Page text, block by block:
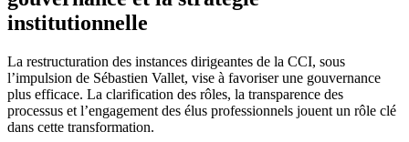
institutionnelle
La restructuration des instances dirigeantes de la CCI, sous
l’impulsion de Sébastien Vallet, vise à favoriser une gouvernance
plus efficace. La clarification des rôles, la transparence des
processus et l’engagement des élus professionnels jouent un rôle clé
dans cette transformation.